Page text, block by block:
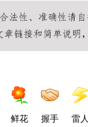
鲜花 握手 雷